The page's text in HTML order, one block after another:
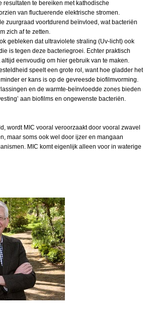
resultaten te bereiken met kathodische
van fluctuerende elektrische stromen.
zuurgraad voortdurend beïnvloed, wat bacteriën
zich af te zetten.
gebleken dat ultraviolete straling (Uv-licht) ook
is tegen deze bacteriegroei. Echter praktisch
eenvoudig om hier gebruik van te maken.
speelt een grote rol, want hoe gladder het
er kans is op de gevreesde biofilmvorming.
en de warmte-beïnvloedde zones bieden
aan biofilms en ongewenste bacteriën.
wordt MIC vooral veroorzaakt door vooral zwavel
maar soms ook wel door ijzer en mangaan
MIC komt eigenlijk alleen voor in waterige